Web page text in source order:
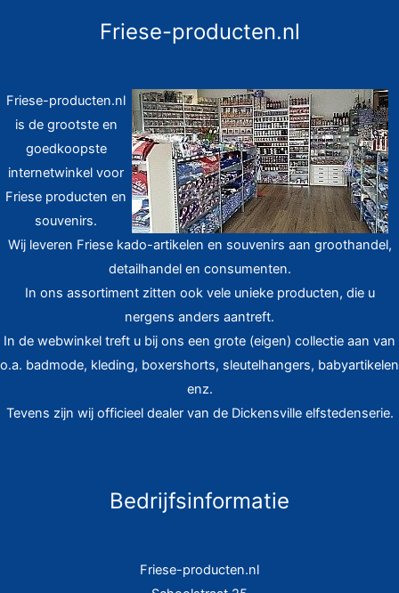
Friese-producten.nl
Friese-producten.nl
is de grootste en
goedkoopste
internetwinkel voor
Friese producten en
souvenirs.
Wij leveren Friese kado-artikelen en souvenirs aan groothandel,
detailhandel en consumenten.
In ons assortiment zitten ook vele unieke producten, die u
nergens anders aantreft.
In de webwinkel treft u bij ons een grote (eigen) collectie aan van
o.a. badmode, kleding, boxershorts, sleutelhangers, babyartikelen
enz.
Tevens zijn wij officieel dealer van de Dickensville elfstedenserie.
Bedrijfsinformatie
Friese-producten.nl